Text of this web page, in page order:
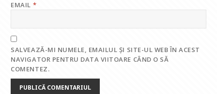
EMAIL *
SALVEAZĂ-MI NUMELE, EMAILUL ȘI SITE-UL WEB ÎN ACEST
NAVIGATOR PENTRU DATA VIITOARE CÂND O SĂ
COMENTEZ.